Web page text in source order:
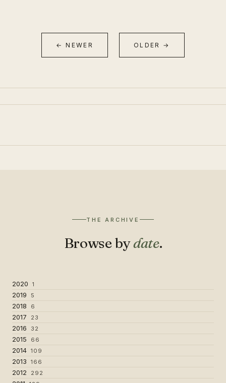
← NEWER OLDER →
THE ARCHIVE
Browse bydate.
2020 1
2019 5
2018 6
2017 23
2016 32
2015 66
2014 109
2013 166
2012 292